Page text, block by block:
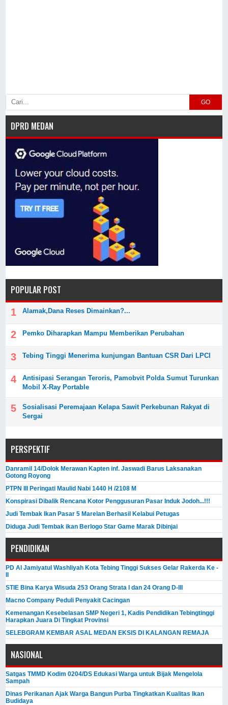
GO
DPRD MEDAN
POPULAR POST
Alamak,Dana Reses Dimainkan?...
Pemko Diharapkan Mampu Memberikan Perubahan
Tebing Tinggi Menerima kunjungan Bantuan CSR Dari LPCI
Antisipasi Serangan Teroris, Pamobvit Polda Sumut Turunkan
Mobil X-Ray Portable
Sosialisasi Peremajaan Kelapa Sawit Perkebunan Rakyat di
Sergai
PERSPEKTIF
Danramil 14/Dolok Merawan Kapten inf. Jaswadi Barus Laksanakan
Gotong Royong
PTPN III Peringati Maulid Nabi 1440 H /2108 M
Konspirasi Dibalik Rencana Kotor Penggusuran Pasar Induk Jodoh...!!!
Judi Tembak Ikan Pasar 5 Marelan Berhasil Kelabui Petugas
Diduga Judi Tembak ikan Berlogo Star Game Marak Dibinjai
PENDIDIKAN
PD Al Jamiyatul Washliyah Kota Tebing Tinggi Sukses Gelar Rakerda Ke -
II
STIE Bina Karya Wisuda 253 Orang Strata I dan 24 Orang D-III
Macno Company Peduli Penyakit Cacingan
Kemenangan Kesebelasan SMP Negeri 1, Kadis Pendidikan Tebingtinggi
Harapkan Juara Di Tingkat Provinsi
SELEBGRAM KEMBAR ASAL MEDAN EKSIS DI KALANGAN REMAJA
NASIONAL
Satgas TMMD Kodim 0204/DS Edukasi Warga untuk Bijak Mengelola
Sampah
Dinas Perikanan Ajak Warga Bangun Purba Tingkatkan Kualitas Ikan
Budidaya